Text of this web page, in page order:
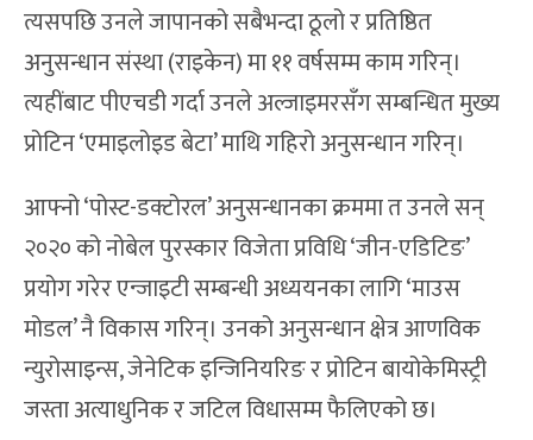
त्यसपछि उनले जापानको सबैभन्दा ठूलो र प्रतिष्ठित
अनुसन्धान संस्था (राइकेन) मा ११ वर्षसम्म काम गरिन्।
त्यहींबाट पीएचडी गर्दा उनले अल्जाइमरसँग सम्बन्धित मुख्य
प्रोटिन ‘एमाइलोइड बेटा’ माथि गहिरो अनुसन्धान गरिन्।
आफ्नो ‘पोस्ट-डक्टोरल’ अनुसन्धानका क्रममा त उनले सन्
२०२० को नोबेल पुरस्कार विजेता प्रविधि ‘जीन-एडिटिङ’
प्रयोग गरेर एन्जाइटी सम्बन्धी अध्ययनका लागि ‘माउस
मोडल’ नै विकास गरिन्। उनको अनुसन्धान क्षेत्र आणविक
न्युरोसाइन्स, जेनेटिक इन्जिनियरिङ र प्रोटिन बायोकेमिस्ट्री
जस्ता अत्याधुनिक र जटिल विधासम्म फैलिएको छ।